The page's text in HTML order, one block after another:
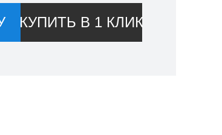
КУПИТЬ В 1 КЛИК